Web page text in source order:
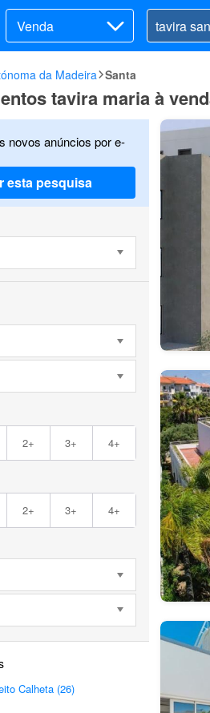
Venda
da Madeira Santa
tavira maria à
novos anúncios por e-
esta pesquisa
2+ 3+ 4+
2+ 3+ 4+
Calheta (26)